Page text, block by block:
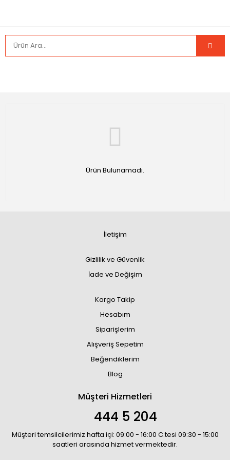
Ürün Bulunamadı.
İletişim
Gizlilik ve Güvenlik
İade ve Değişim
Kargo Takip
Hesabım
Siparişlerim
Alışveriş Sepetim
Beğendiklerim
Blog
Müşteri Hizmetleri
444 5 204
Müşteri temsilcilerimiz hafta içi: 09:00 - 16:00 C.tesi 09:30 - 15:00
saatleri arasında hizmet vermektedir.